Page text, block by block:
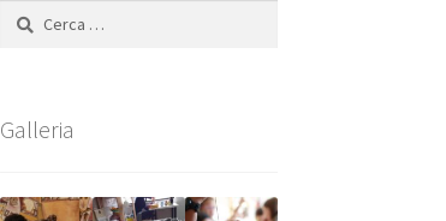
Ricerca
Galleria